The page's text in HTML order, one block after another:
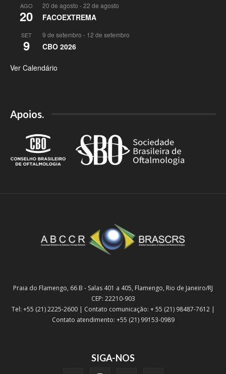
AGO
20
20 de agosto -22 de agosto
FACOEXTREMA
SET
9
9 de setembro - 12 de setembro
CBO 2026
Ver Calendário
Apoios.
Praia do Flamengo, 66 B - Salas 401 a 405, Flamengo, Rio de Janeiro/RJ
CEP: 22210-903
Tel: +55 (21) 2225-2600 | Contato comunicação: + 55 (21) 98487-7612 |
Contato atendimento: +55 (21) 99153-0989
SIGA-NOS